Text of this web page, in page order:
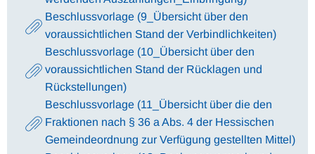
Beschlussvorlage (9_Übersicht über den
voraussichtlichen Stand der Verbindlichkeiten)
Beschlussvorlage (10_Übersicht über den
voraussichtlichen Stand der Rücklagen und
Rückstellungen)
Beschlussvorlage (11_Übersicht über die den
Fraktionen nach § 36 a Abs. 4 der Hessischen
Gemeindeordnung zur Verfügung gestellten Mittel)